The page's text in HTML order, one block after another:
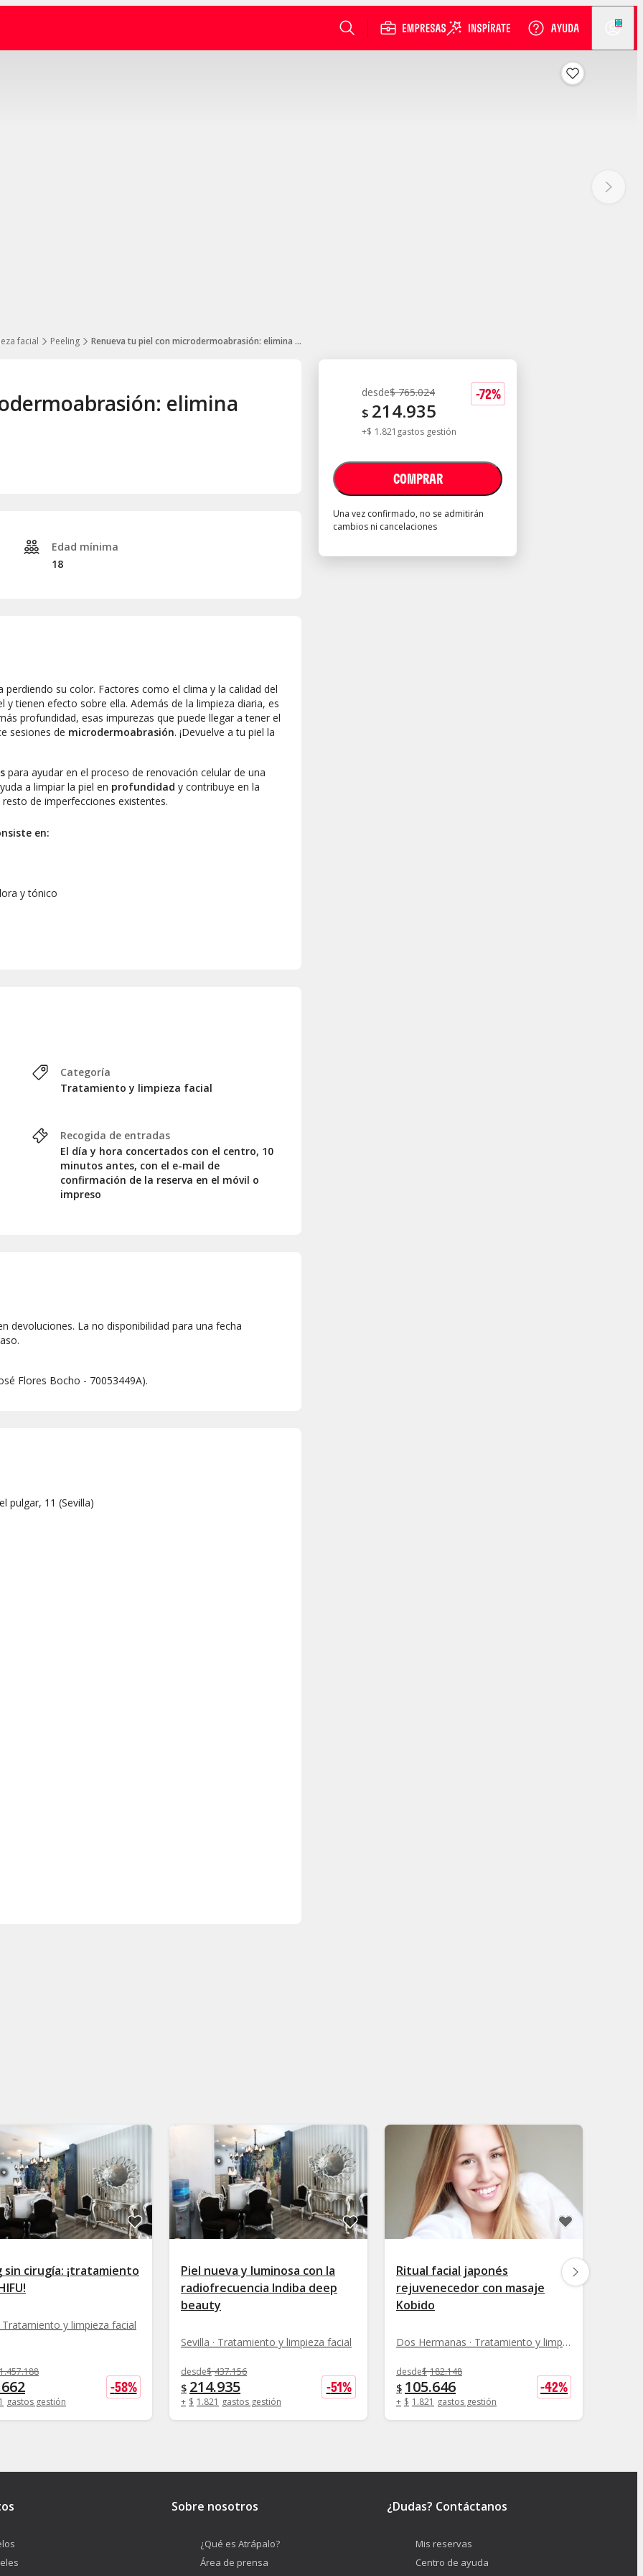
facial Peeling Renueva tu piel con microdermoabrasión: elimina arrugas y cicatrices
-72%
desde$ 765.024
$ 214.935
+$ 1.821 gastos gestión
COMPRAR
Una vez confirmado, no se admitirán
cambios ni cancelaciones
elimina
Edad mínima
18
su color. Factores como el clima y la calidad del
tienen efecto sobre ella. Además de la limpieza diaria, es
profundidad, esas impurezas que puede llegar a tener el
sesiones de microdermoabrasión. ¡Devuelve a tu piel la
para ayudar en el proceso de renovación celular de una
a limpiar la piel en profundidad y contribuye en la
de imperfecciones existentes.
en:
y tónico
sesión, pasadas dos semanas se hará otra sesión y
(y así sucesivamente).
facial, haciendo hincapié en las zonas más afectadas.
cita con suficiente antelación, según disponibilidad del
Categoría
Tratamiento y limpieza facial
Recogida de entradas
El día y hora concertados con el centro, 10
minutos antes, con el e-mail de
confirmación de la reserva en el móvil o
impreso
devoluciones. La no disponibilidad para una fecha
Flores Bocho - 70053449A).
pulgar, 11 (Sevilla)
sin cirugía: ¡tratamiento
Tratamiento y limpieza facial
1.457.188
gastos gestión
-58%
Piel nueva y luminosa con la
radiofrecuencia Indiba deep
beauty
Sevilla · Tratamiento y limpieza facial
desde$ 437.156
$ 214.935
+ $ 1.821 gastos gestión
-51%
Ritual facial japonés
rejuvenecedor con masaje
Kobido
Dos Hermanas · Tratamiento y limpieza facial
desde$ 182.148
$ 105.646
+ $ 1.821 gastos gestión
-42%
Sobre nosotros
¿Qué es Atrápalo?
Área de prensa
¿Dudas? Contáctanos
Mis reservas
Centro de ayuda